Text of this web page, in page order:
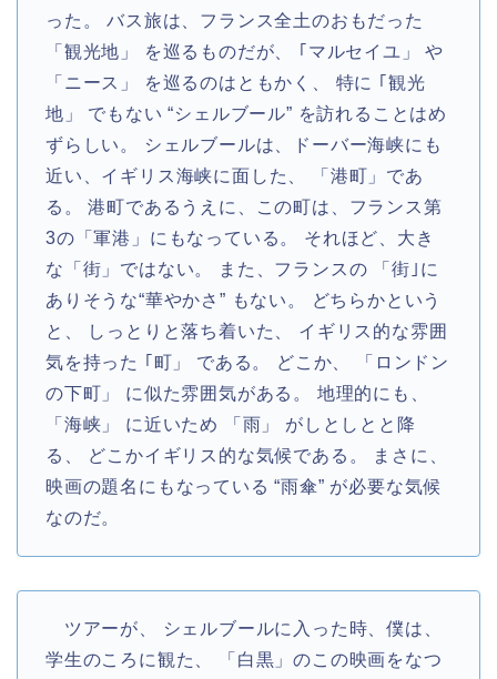
った。 バス旅は、フランス全土のおもだった
「観光地」 を巡るものだが、 ｢マルセイユ」 や
「ニース」 を巡るのはともかく、 特に ｢観光
地」 でもない “シェルブール” を訪れることはめ
ずらしい。 シェルブールは、ドーバー海峡にも
近い、イギリス海峡に面した、 「港町」であ
る。 港町であるうえに、この町は、フランス第
3の「軍港」にもなっている。 それほど、大き
な「街」ではない。 また、フランスの 「街｣に
ありそうな“華やかさ” もない。 どちらかという
と、 しっとりと落ち着いた、 イギリス的な雰囲
気を持った ｢町」 である。 どこか、 「ロンドン
の下町」 に似た雰囲気がある。 地理的にも、
「海峡」 に近いため 「雨」 がしとしとと降
る、 どこかイギリス的な気候である。 まさに、
映画の題名にもなっている “雨傘” が必要な気候
なのだ。
ツアーが、 シェルブールに入った時、僕は、
学生のころに観た、 「白黒」のこの映画をなつ